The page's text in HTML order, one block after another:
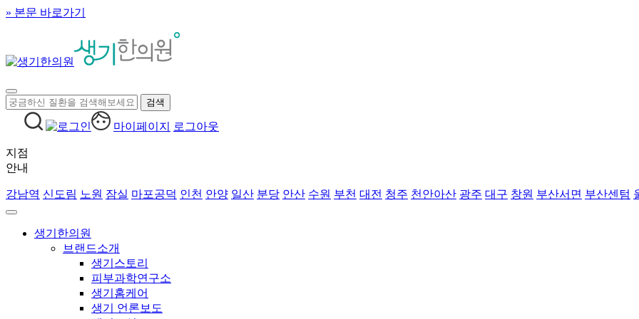
» 본문 바로가기
마이페이지 로그아웃
지점
안내
강남역 신도림 노원 잠실 마포공덕 인천 안양 일산 분당 안산 수원 부천 대전 청주 천안아산 광주 대구 창원 부산서면 부산센텀
생기한의원
브랜드소개
생기스토리
피부과학연구소
생기홈케어
생기 언론보도